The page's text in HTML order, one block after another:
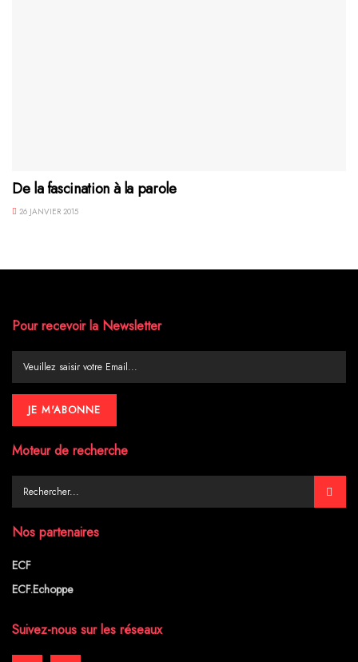
De la fascination à la parole
26 JANVIER 2015
Pour recevoir la Newsletter
Moteur de recherche
Nos partenaires
ECF
ECF.Echoppe
Suivez-nous sur les réseaux